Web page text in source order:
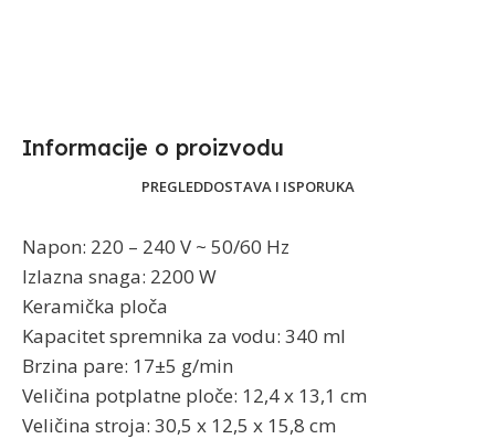
Informacije o proizvodu​
PREGLEDDOSTAVA I ISPORUKA
Napon: 220 – 240 V ~ 50/60 Hz
Izlazna snaga: 2200 W
Keramička ploča
Kapacitet spremnika za vodu: 340 ml
Brzina pare: 17±5 g/min
Veličina potplatne ploče: 12,4 x 13,1 cm
Veličina stroja: 30,5 x 12,5 x 15,8 cm